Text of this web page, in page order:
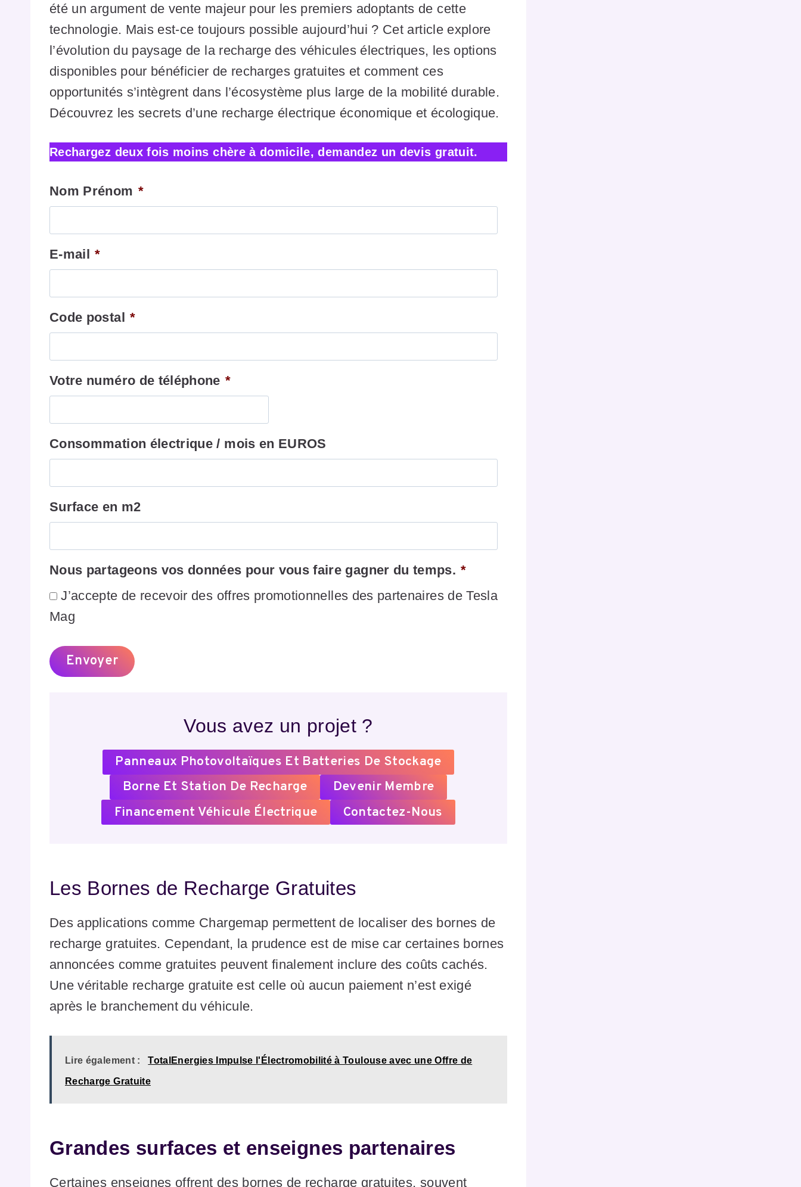
été un argument de vente majeur pour les premiers adoptants de cette
technologie. Mais est-ce toujours possible aujourd’hui ? Cet article explore
l’évolution du paysage de la recharge des véhicules électriques, les options
disponibles pour bénéficier de recharges gratuites et comment ces
opportunités s’intègrent dans l’écosystème plus large de la mobilité durable.
Découvrez les secrets d’une recharge électrique économique et écologique.
Rechargez deux fois moins chère à domicile, demandez un devis gratuit.
Nom Prénom *
E-mail *
Code postal *
Votre numéro de téléphone *
Consommation électrique / mois en EUROS
Surface en m2
Nous partageons vos données pour vous faire gagner du temps. *
J’accepte de recevoir des offres promotionnelles des partenaires de Tesla
Mag
Vous avez un projet ?
Panneaux Photovoltaïques Et Batteries De Stockage
Borne Et Station De Recharge
Devenir Membre
Financement Véhicule Électrique
Contactez-Nous
Les Bornes de Recharge Gratuites
Des applications comme Chargemap permettent de localiser des bornes de
recharge gratuites. Cependant, la prudence est de mise car certaines bornes
annoncées comme gratuites peuvent finalement inclure des coûts cachés.
Une véritable recharge gratuite est celle où aucun paiement n’est exigé
après le branchement du véhicule.
Lire également : TotalEnergies Impulse l'Électromobilité à Toulouse avec une Offre de
Recharge Gratuite
Grandes surfaces et enseignes partenaires
Certaines enseignes offrent des bornes de recharge gratuites, souvent